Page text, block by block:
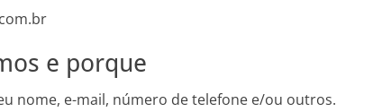
e porque
nome, e-mail, número de telefone e/ou outros.